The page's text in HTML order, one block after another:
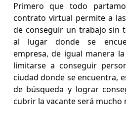
Primero que todo
contrato virtual permite a
de conseguir un trabajo sin
al lugar donde se
empresa, de igual manera
limitarse a conseguir
ciudad donde se encuentra,
de búsqueda y lograr
cubrir la vacante será mucho